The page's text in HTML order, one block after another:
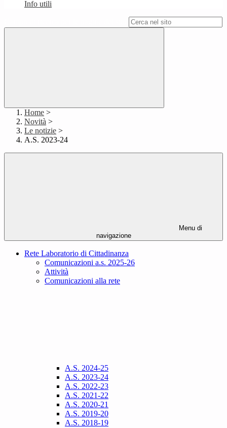
Info utili
Home >
Novità >
Le notizie >
A.S. 2023-24
Menu di
navigazione
Rete Laboratorio di Cittadinanza
Comunicazioni a.s. 2025-26
Attività
Comunicazioni alla rete
A.S. 2024-25
A.S. 2023-24
A.S. 2022-23
A.S. 2021-22
A.S. 2020-21
A.S. 2019-20
A.S. 2018-19